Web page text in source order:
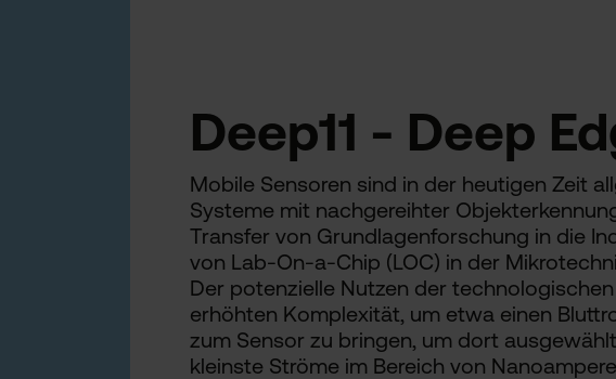
Deep11 - Deep
Mobile Sensoren sind in der heutigen Zeit
Systeme mit nachgereihter
Transfer von Grundlagenforschung in die
von Lab-On-a-Chip (LOC) in der
Der potenzielle Nutzen der
erhöhten Komplexität, um etwa einen
zum Sensor zu bringen, um dort
kleinste Ströme im Bereich von